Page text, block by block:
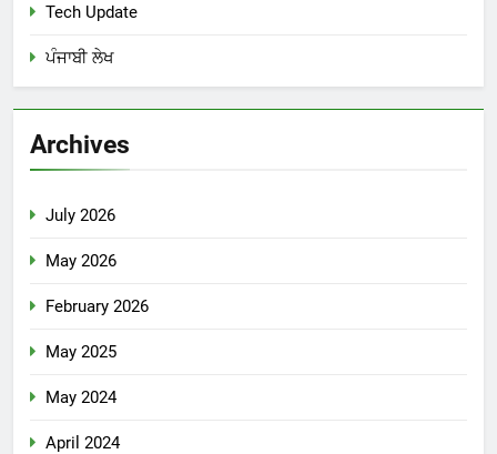
Tech Update
ਪੰਜਾਬੀ ਲੇਖ
Archives
July 2026
May 2026
February 2026
May 2025
May 2024
April 2024